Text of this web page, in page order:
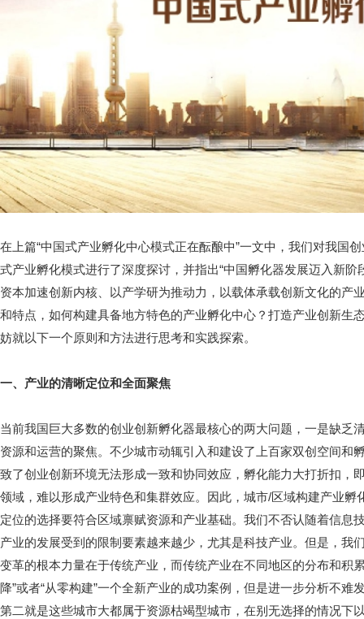
在上篇“中国式产业孵化中心模式正在酝酿中”一文中，我们对我国
式产业孵化模式进行了深度探讨，并指出“中国孵化器发展迈入新
资本加速创新内核、以产学研为推动力，以载体承载创新文化的产
和特点，如何构建具备地方特色的产业孵化中心？打造产业创新生
妨就以下一个原则和方法进行思考和实践探索。
一、产业的清晰定位和全面聚焦
当前我国巨大多数的创业创新孵化器最核心的两大问题，一是缺乏
资源和运营的聚焦。不少城市动辄引入和建设了上百家双创空间和
致了创业创新环境无法形成一致和协同效应，孵化能力大打折扣，
领域，难以形成产业特色和集群效应。因此，城市/区域构建产业
定位的选择要符合区域禀赋资源和产业基础。我们不否认随着信息
产业的发展受到的限制要素越来越少，尤其是科技产业。但是，我
变革的根本力量在于传统产业，而传统产业在不同地区的分布和积
降”或者“从零构建”一个全新产业的成功案例，但是进一步分析不难
第二就是这些城市大都属于资源枯竭型城市，在别无选择的情况下